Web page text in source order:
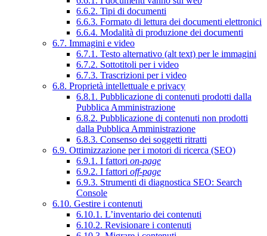
6.6.2. Tipi di documenti
6.6.3. Formato di lettura dei documenti elettronici
6.6.4. Modalità di produzione dei documenti
6.7. Immagini e video
6.7.1. Testo alternativo (alt text) per le immagini
6.7.2. Sottotitoli per i video
6.7.3. Trascrizioni per i video
6.8. Proprietà intellettuale e privacy
6.8.1. Pubblicazione di contenuti prodotti dalla
Pubblica Amministrazione
6.8.2. Pubblicazione di contenuti non prodotti
dalla Pubblica Amministrazione
6.8.3. Consenso dei soggetti ritratti
6.9. Ottimizzazione per i motori di ricerca (SEO)
6.9.1. I fattori on-page
6.9.2. I fattori off-page
6.9.3. Strumenti di diagnostica SEO: Search
Console
6.10. Gestire i contenuti
6.10.1. L’inventario dei contenuti
6.10.2. Revisionare i contenuti